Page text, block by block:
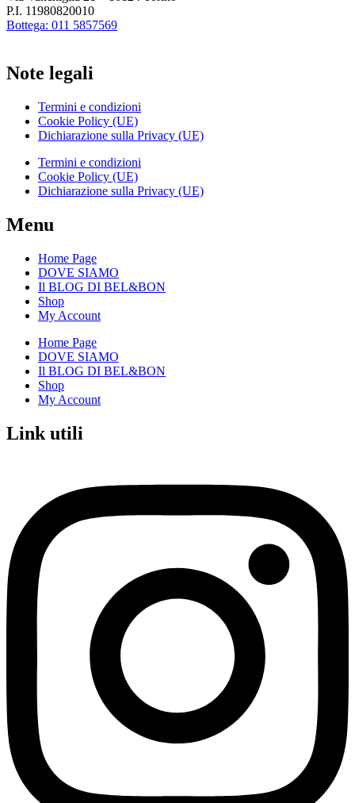
P.I. 11980820010
Bottega: 011 5857569
Note legali
Termini e condizioni
Cookie Policy (UE)
Dichiarazione sulla Privacy (UE)
Termini e condizioni
Cookie Policy (UE)
Dichiarazione sulla Privacy (UE)
Menu
Home Page
DOVE SIAMO
Il BLOG DI BEL&BON
Shop
My Account
Home Page
DOVE SIAMO
Il BLOG DI BEL&BON
Shop
My Account
Link utili